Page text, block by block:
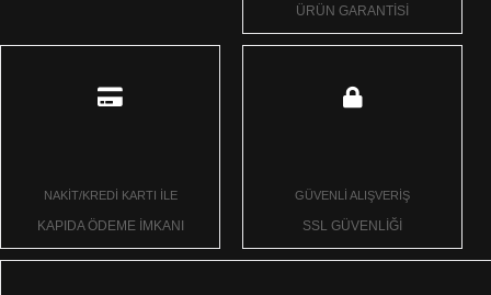
ÜRÜN GARANTİSİ
NAKİT/KREDİ KARTI İLE
KAPIDA ÖDEME İMKANI
GÜVENLİ ALIŞVERİŞ
SSL GÜVENLİĞİ